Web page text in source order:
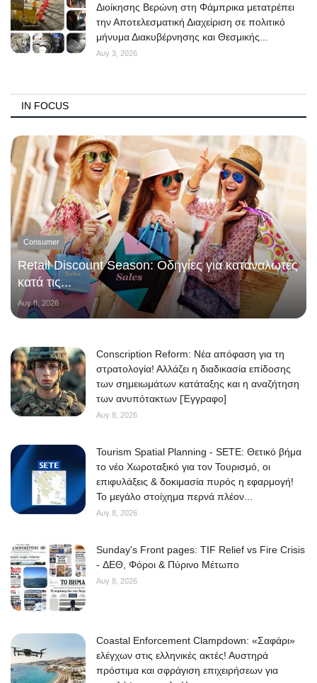
Διοίκησης Βερώνη στη Φάμπρικα μετατρέπει
την Αποτελεσματική Διαχείριση σε πολιτικό
μήνυμα Διακυβέρνησης και Θεσμικής...
Αυγ 3, 2026
IN FOCUS
Consumer
Retail Discount Season: Οδηγίες για καταναλωτές
κατά τις...
Αυγ 8, 2026
Conscription Reform: Νέα απόφαση για τη
στρατολογία! Αλλάζει η διαδικασία επίδοσης
των σημειωμάτων κατάταξης και η αναζήτηση
των ανυπότακτων [Έγγραφο]
Αυγ 8, 2026
Tourism Spatial Planning - SETE: Θετικό βήμα
το νέο Χωροταξικό για τον Τουρισμό, οι
επιφυλάξεις & δοκιμασία πυρός η εφαρμογή!
Το μεγάλο στοίχημα περνά πλέον...
Αυγ 8, 2026
Sunday's Front pages: TIF Relief vs Fire Crisis
- ΔΕΘ, Φόροι & Πύρινο Μέτωπο
Αυγ 8, 2026
Coastal Enforcement Clampdown: «Σαφάρι»
ελέγχων στις ελληνικές ακτές! Αυστηρά
πρόστιμα και σφράγιση επιχειρήσεων για